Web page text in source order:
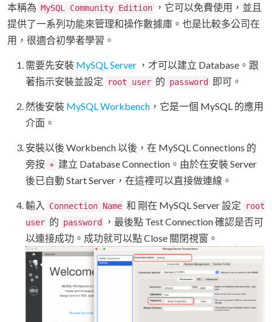
本稱為 MySQL Community Edition
，它可以免費使用，並且
提供了一系列功能來管理和操作數據庫。也是比較多公司在
用，很適合初學者學習。
需要先安裝 MySQL Server ，才可以建立 Database。跟
著指示安裝並設定
root user 的 password 即可。
然後安裝 MySQL Workbench ，它是一個 MySQL 的應用
介面。
安裝以後 Workbench 以後，在 MySQL Connections 的
旁按 + 建立 Database Connection。由於在安裝 Server
後已自動 Start Server，在這裡可以直接做連線。
輸入 Connection Name 和 剛在 MySQL Server 設定
root
user 的 password
，最後點 Test Connection 確認是否可
以連接成功。成功就可以點 Close 關閉視窗。